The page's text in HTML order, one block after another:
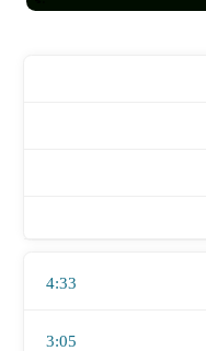
4:33
3:05